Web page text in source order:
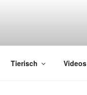
Tierisch Videos